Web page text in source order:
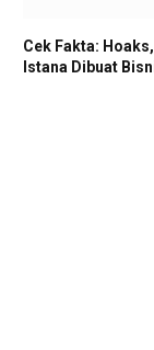
Cek Fakta:
Istana Dibuat